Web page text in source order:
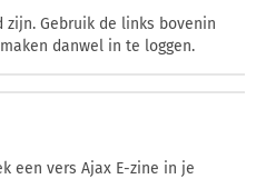
Gebruik de links bovenin
danwel in te loggen.
een vers Ajax E-zine in je